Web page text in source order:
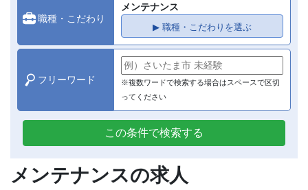
職種・こだわり
メンテナンス
▶ 職種・こだわりを選ぶ
フリーワード
※複数ワードで検索する場合はスペースで区切
ってください
この条件で検索する
メンテナンスの求人